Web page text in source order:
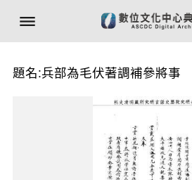
題名:兵部為毛伏著調補參將事